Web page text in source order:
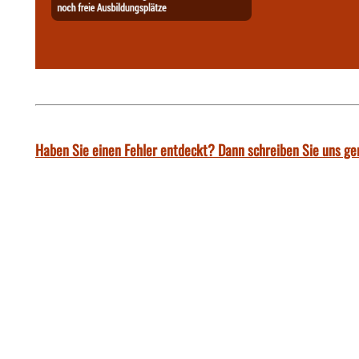
Haben Sie einen Fehler entdeckt? Dann schreiben Sie uns